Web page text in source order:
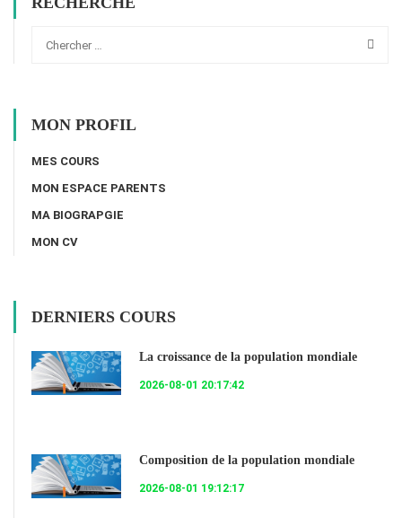
MON PROFIL
MES COURS
MON ESPACE PARENTS
MA BIOGRAPGIE
MON CV
DERNIERS COURS
La croissance de la population mondiale
2026-08-01 20:17:42
Composition de la population mondiale
2026-08-01 19:12:17